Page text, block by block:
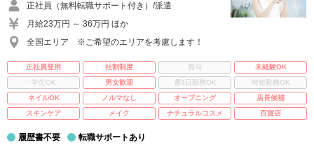
正社員（無料転職サポート付き）/派遣
月給23万円 ～ 36万円 ほか
全国エリア ※ご希望のエリアを考慮します！
正社員登用 社割制度 賞与
未経験OK
学生OK
男女歓迎 週3日勤務OK
時短勤務OK
ネイルOK
ノルマなし オープニング
店長候補
スキンケア
メイク ナチュラルコスメ 百貨店
履歴書不要 転職サポートあり